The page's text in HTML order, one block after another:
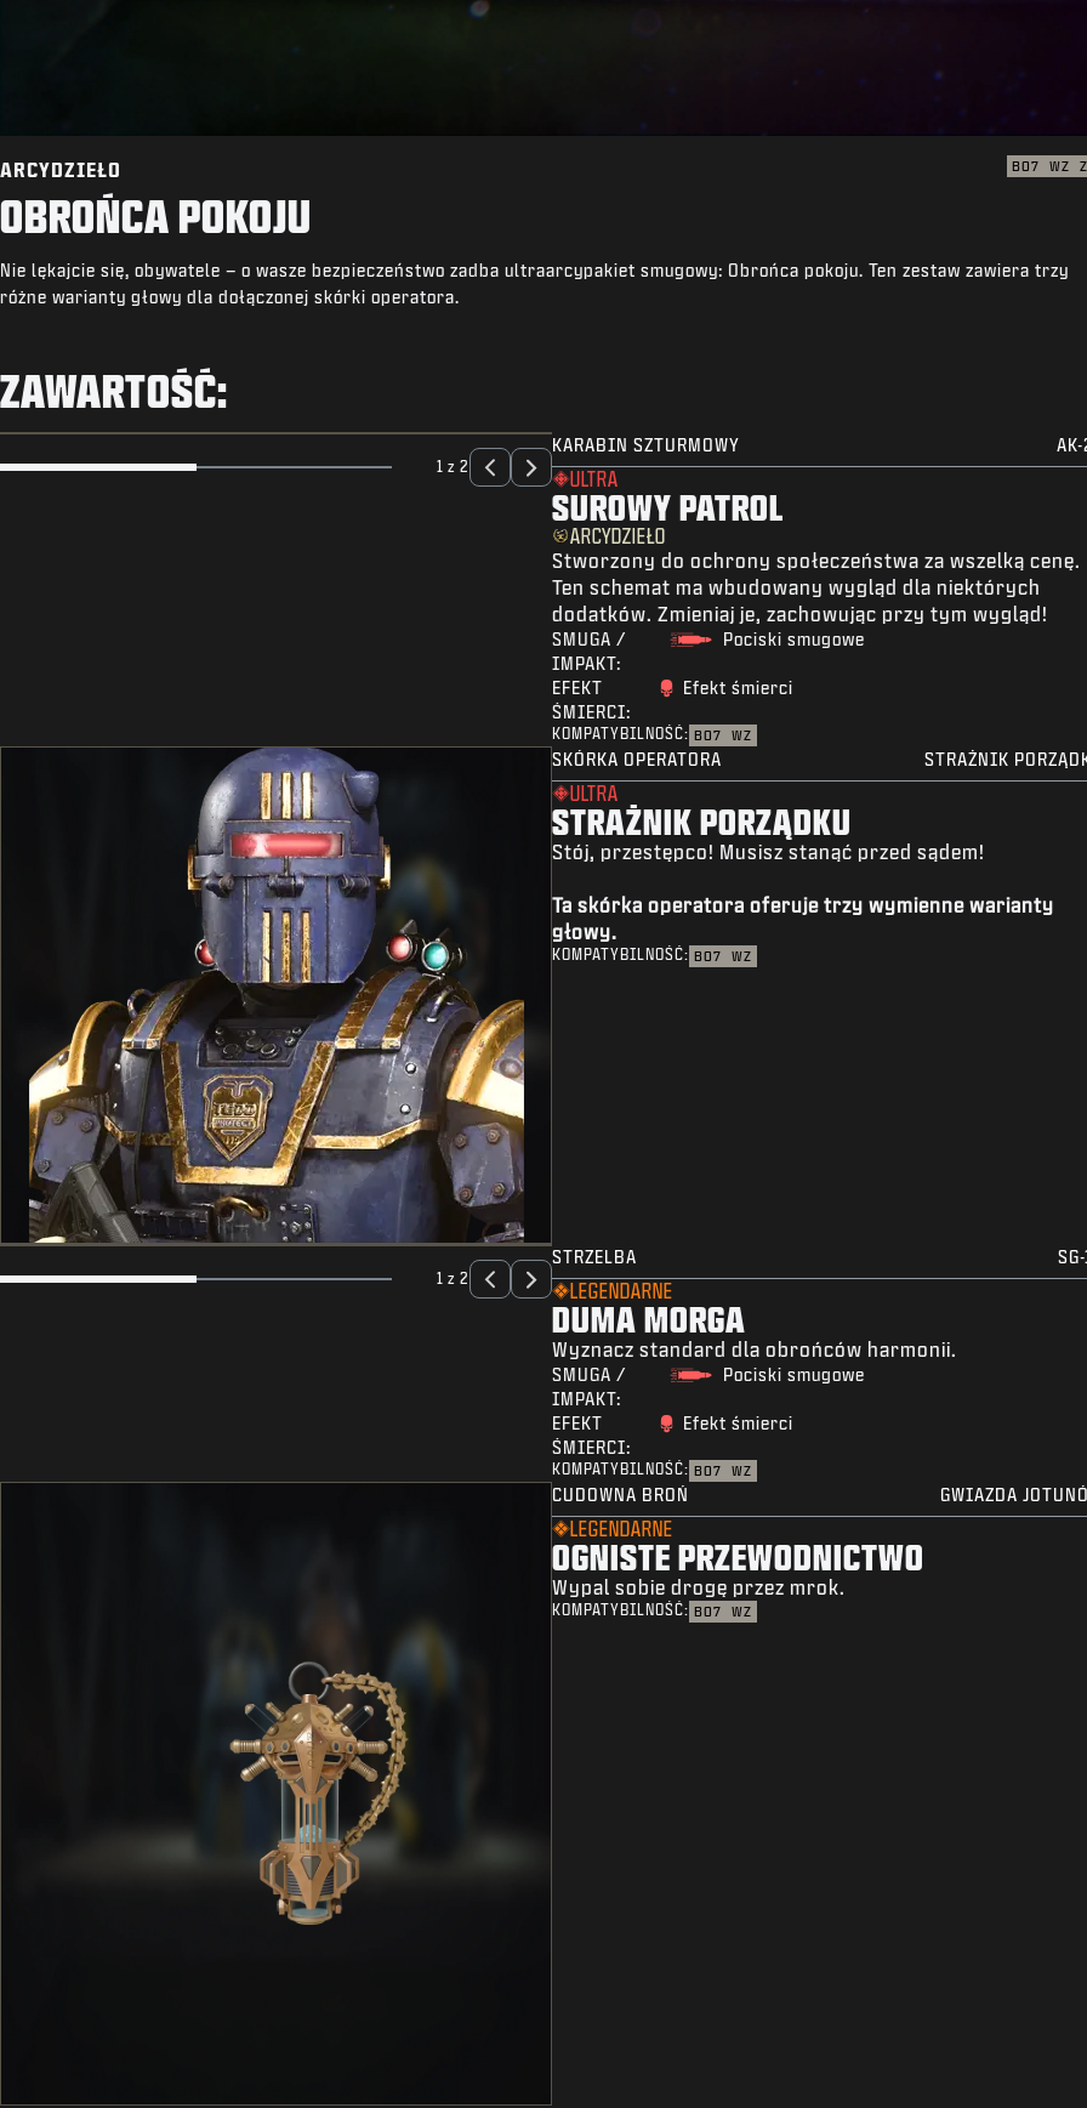
ARCYDZIEŁO BO7 WZ
OBROŃCA POKOJU
Nie lękajcie się, obywatele – o wasze bezpieczeństwo zadba ultraarcypakiet smugowy: Obrońca pokoju. Ten zestaw zawiera trzy
różne warianty głowy dla dołączonej skórki operatora.
ZAWARTOŚĆ:
1 z 2
KARABIN SZTURMOWY
ULTRA
SUROWY PATROL
ARCYDZIEŁO
Stworzony do ochrony społeczeństwa za wszelką cenę.
Ten schemat ma wbudowany wygląd dla niektórych
dodatków. Zmieniaj je, zachowując przy tym wygląd!
SMUGA /
IMPAKT:
Pociski smugowe
EFEKT
ŚMIERCI:
Efekt śmierci
KOMPATYBILNOŚĆ: BO7 WZ
SKÓRKA OPERATORA STRAŻNIK
ULTRA
STRAŻNIK PORZĄDKU
Stój, przestępco! Musisz stanąć przed sądem!
Ta skórka operatora oferuje trzy wymienne warianty
głowy.
KOMPATYBILNOŚĆ: BO7 WZ
1 z 2
STRZELBA
LEGENDARNE
DUMA MORGA
Wyznacz standard dla obrońców harmonii.
SMUGA /
IMPAKT:
Pociski smugowe
EFEKT
ŚMIERCI:
Efekt śmierci
KOMPATYBILNOŚĆ: BO7 WZ
CUDOWNA BROŃ GWIAZDA
LEGENDARNE
OGNISTE PRZEWODNICTWO
Wypal sobie drogę przez mrok.
KOMPATYBILNOŚĆ: BO7 WZ